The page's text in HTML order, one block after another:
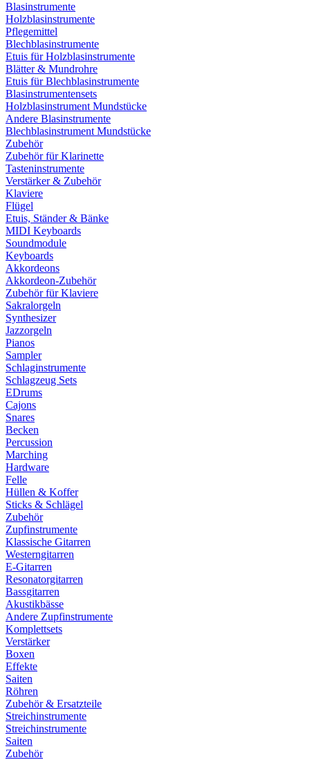
Blasinstrumente
Holzblasinstrumente
Pflegemittel
Blechblasinstrumente
Etuis für Holzblasinstrumente
Blätter & Mundrohre
Etuis für Blechblasinstrumente
Blasinstrumentensets
Holzblasinstrument Mundstücke
Andere Blasinstrumente
Blechblasinstrument Mundstücke
Zubehör
Zubehör für Klarinette
Tasteninstrumente
Verstärker & Zubehör
Klaviere
Flügel
Etuis, Ständer & Bänke
MIDI Keyboards
Soundmodule
Keyboards
Akkordeons
Akkordeon-Zubehör
Zubehör für Klaviere
Sakralorgeln
Synthesizer
Jazzorgeln
Pianos
Sampler
Schlaginstrumente
Schlagzeug Sets
EDrums
Cajons
Snares
Becken
Percussion
Marching
Hardware
Felle
Hüllen & Koffer
Sticks & Schlägel
Zubehör
Zupfinstrumente
Klassische Gitarren
Westerngitarren
E-Gitarren
Resonatorgitarren
Bassgitarren
Akustikbässe
Andere Zupfinstrumente
Komplettsets
Verstärker
Boxen
Effekte
Saiten
Röhren
Zubehör & Ersatzteile
Streichinstrumente
Streichinstrumente
Saiten
Zubehör